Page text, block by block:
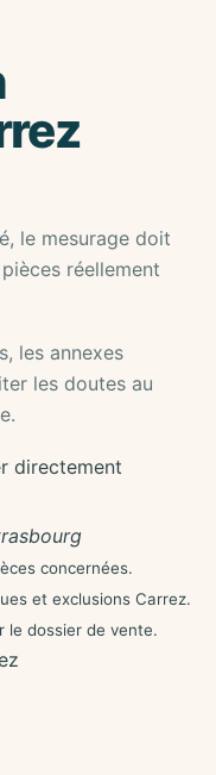
le mesurage doit
réellement
les annexes
les doutes au
directement
concernées.
et exclusions Carrez.
le dossier de vente.